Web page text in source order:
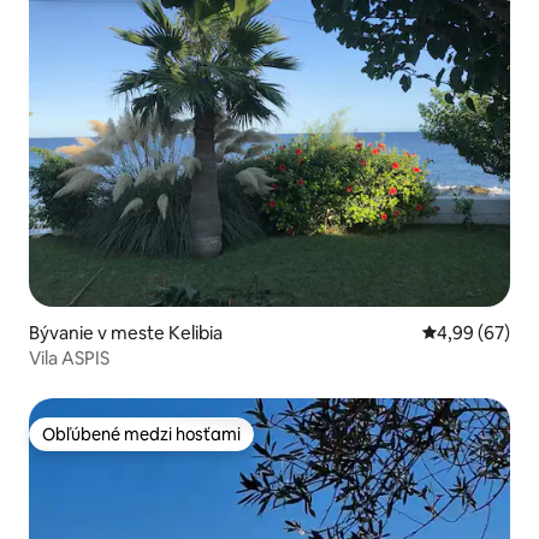
Bývanie v meste Kelibia Priemerné
4,99 (67)
Vila ASPIS
Obľúbené medzi hosťami
Obľúbené medzi hosťami